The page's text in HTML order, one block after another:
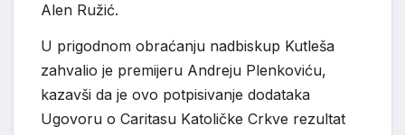
Alen Ružić.
U prigodnom obraćanju nadbiskup Kutleša
zahvalio je premijeru Andreju Plenkoviću,
kazavši da je ovo potpisivanje dodataka
Ugovoru o Caritasu Katoličke Crkve rezultat